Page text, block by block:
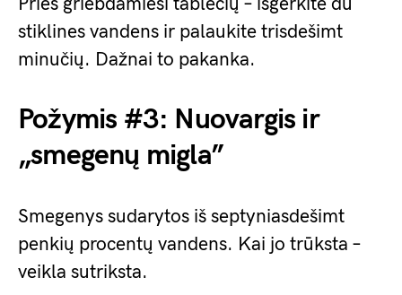
stiklines vandens ir palaukite trisdešimt
minučių. Dažnai to pakanka.
Požymis #3: Nuovargis ir
„smegenų migla”
Smegenys sudarytos iš septyniasdešimt
penkių procentų vandens. Kai jo trūksta –
veikla sutriksta.